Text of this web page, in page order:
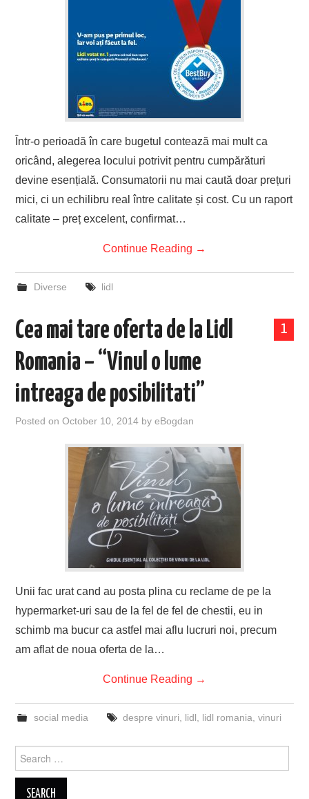
Într-o perioadă în care bugetul contează mai mult ca
oricând, alegerea locului potrivit pentru cumpărături
devine esențială. Consumatorii nu mai caută doar prețuri
mici, ci un echilibru real între calitate și cost. Cu un raport
calitate – preț excelent, confirmat…
Continue Reading →
Diverse lidl
1
Cea mai tare oferta de la Lidl
Romania – “Vinul o lume
intreaga de posibilitati”
Posted onOctober 10, 2014 byeBogdan
Unii fac urat cand au posta plina cu reclame de pe la
hypermarket-uri sau de la fel de fel de chestii, eu in
schimb ma bucur ca astfel mai aflu lucruri noi, precum
am aflat de noua oferta de la…
Continue Reading →
social media despre vinuri lidl lidl romania vinuri
for: